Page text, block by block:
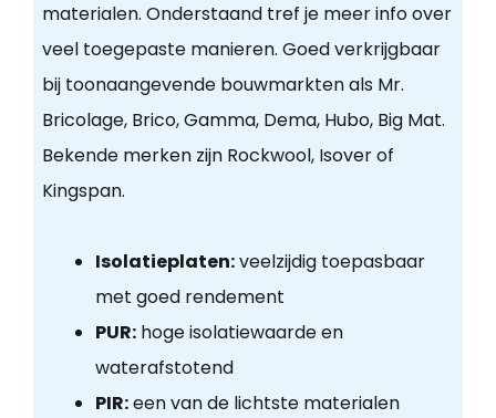
materialen. Onderstaand tref je meer info over
veel toegepaste manieren. Goed verkrijgbaar
bij toonaangevende bouwmarkten als Mr.
Bricolage, Brico, Gamma, Dema, Hubo, Big Mat.
Bekende merken zijn Rockwool, Isover of
Kingspan.
Isolatieplaten:veelzijdig toepasbaar
met goed rendement
PUR:hoge isolatiewaarde en
waterafstotend
PIR:een van de lichtste materialen